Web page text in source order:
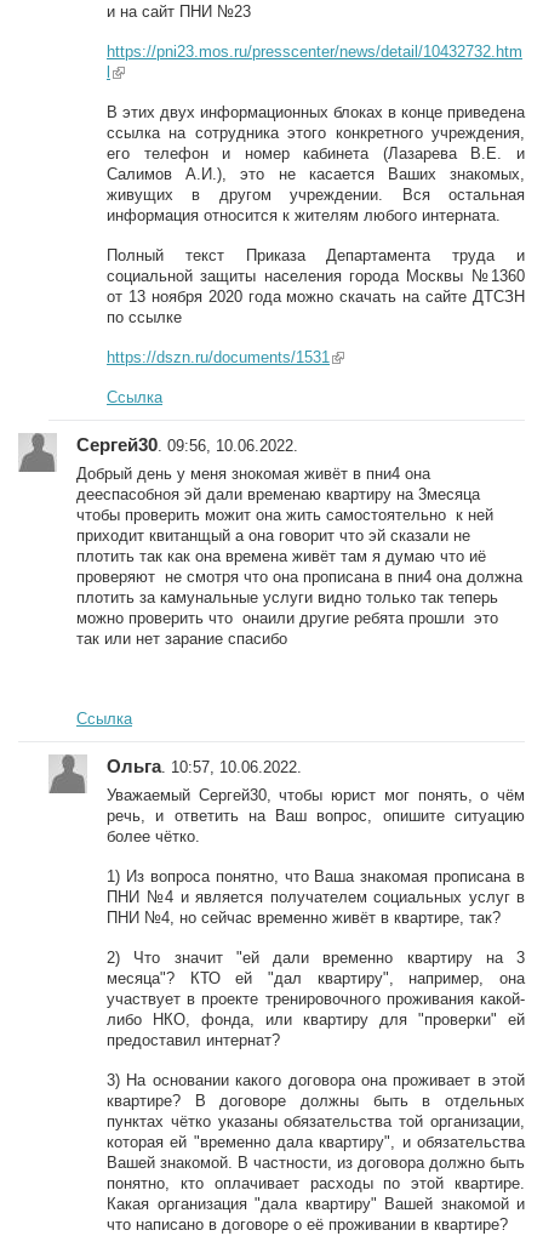
и на сайт ПНИ №23
https://pni23.mos.ru/presscenter/news/detail/10432732.htm
l (link is external)
В этих двух информационных блоках в конце приведена
ссылка на сотрудника этого конкретного учреждения,
его телефон и номер кабинета (Лазарева В.Е. и
Салимов А.И.), это не касается Ваших знакомых,
живущих в другом учреждении. Вся остальная
информация относится к жителям любого интерната.
Полный текст Приказа Департамента труда и
социальной защиты населения города Москвы №1360
от 13 ноября 2020 года можно скачать на сайте ДТСЗН
по ссылке
https://dszn.ru/documents/1531 (link is external)
Ссылка
Сергей30 . 09:56, 10.06.2022.
Добрый день у меня знокомая живёт в пни4 она
дееспасобноя эй дали временаю квартиру на 3месяца
чтобы проверить можит она жить самостоятельно к ней
приходит квитанщый а она говорит что эй сказали не
плотить так как она времена живёт там я думаю что иё
проверяют не смотря что она прописана в пни4 она должна
плотить за камунальные услуги видно только так теперь
можно проверить что онаили другие ребята прошли это
так или нет зарание спасибо
Ссылка
Ольга. 10:57, 10.06.2022.
Уважаемый Сергей30, чтобы юрист мог понять, о чём
речь, и ответить на Ваш вопрос, опишите ситуацию
более чётко.
1) Из вопроса понятно, что Ваша знакомая прописана в
ПНИ №4 и является получателем социальных услуг в
ПНИ №4, но сейчас временно живёт в квартире, так?
2) Что значит "ей дали временно квартиру на 3
месяца"? КТО ей "дал квартиру", например, она
участвует в проекте тренировочного проживания какой-
либо НКО, фонда, или квартиру для "проверки" ей
предоставил интернат?
3) На основании какого договора она проживает в этой
квартире? В договоре должны быть в отдельных
пунктах чётко указаны обязательства той организации,
которая ей "временно дала квартиру", и обязательства
Вашей знакомой. В частности, из договора должно быть
понятно, кто оплачивает расходы по этой квартире.
Какая организация "дала квартиру" Вашей знакомой и
что написано в договоре о её проживании в квартире?